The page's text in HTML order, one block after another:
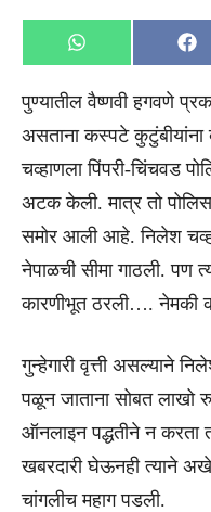
Share
on
WhatsApp
पुण्यातील वैष्णवी हगवणे
असताना कस्पटे
चव्हाणला पिंपरी-चिंचवड
अटक केली. मात्र तो
समोर आली आहे. निलेश
नेपाळची सीमा गाठली. पण
कारणीभूत ठरली…. नेमकी
गुन्हेगारी वृत्ती असल्याने
पळून जाताना सोबत लाखो
ऑनलाइन पद्धतीने न करता
खबरदारी घेऊनही त्याने
चांगलीच महाग पडली.